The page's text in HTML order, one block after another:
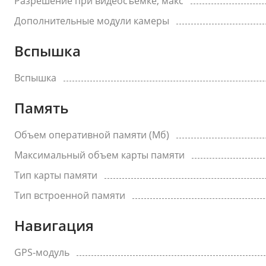
Дополнительные модули камеры
Вспышка
Вспышка
Память
Объем оперативной памяти (Мб)
Максимальный объем карты памяти
Тип карты памяти
Тип встроенной памяти
Навигация
GPS-модуль